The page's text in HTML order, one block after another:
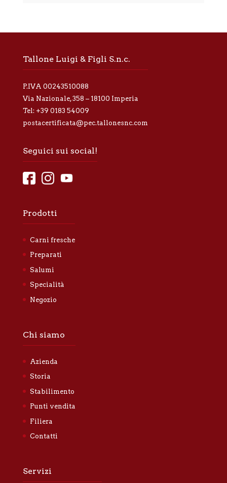
a
i
v
c
y
Tallone Luigi & Figli S.n.c.
P.IVA 00243510088
Via Nazionale, 358 – 18100 Imperia
Tel: +39 0183 54009
postacertificata@pec.tallonesnc.com
Seguici sui social!
Prodotti
Carni fresche
Preparati
Salumi
Specialità
Negozio
Chi siamo
Azienda
Storia
Stabilimento
Punti vendita
Filiera
Contatti
Servizi